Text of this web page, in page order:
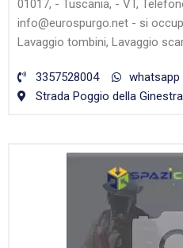
01017, - Tuscania, - VT,
info@eurospurgo.net - si
Lavaggio tombini, Lavaggio
3357528004
whatsapp
Strada Poggio della